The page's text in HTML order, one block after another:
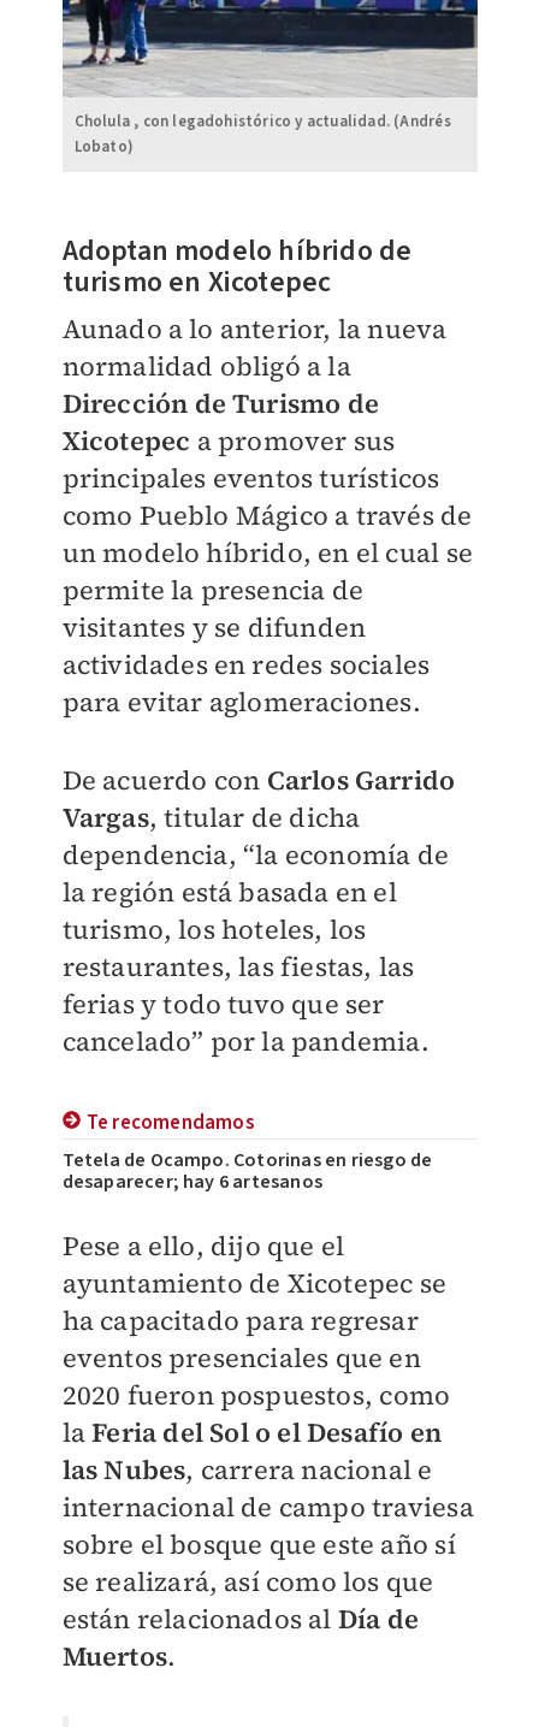
Cholula , con legadohistórico y actualidad. (Andrés
Lobato)
Adoptan modelo híbrido de
turismo en Xicotepec
Aunado a lo anterior, la nueva
normalidad obligó a la
Dirección de Turismo de
Xicotepec a promover sus
principales eventos turísticos
como Pueblo Mágico a través de
un modelo híbrido, en el cual se
permite la presencia de
visitantes y se difunden
actividades en redes sociales
para evitar aglomeraciones.
De acuerdo con Carlos Garrido
Vargas, titular de dicha
dependencia, “la economía de
la región está basada en el
turismo, los hoteles, los
restaurantes, las fiestas, las
ferias y todo tuvo que ser
cancelado” por la pandemia.
Te recomendamos
Tetela de Ocampo. Cotorinas en riesgo de
desaparecer; hay 6 artesanos
Pese a ello, dijo que el
ayuntamiento de Xicotepec se
ha capacitado para regresar
eventos presenciales que en
2020 fueron pospuestos, como
laFeria del Sol o el Desafío en
las Nubes, carrera nacional e
internacional de campo traviesa
sobre el bosque que este año sí
se realizará, así como los que
están relacionados al Día de
Muertos.